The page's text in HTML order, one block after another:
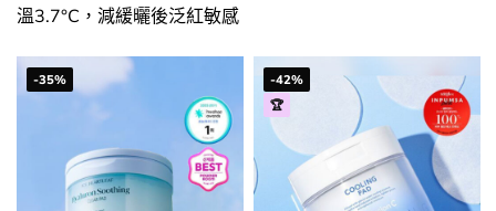
溫3.7°C，減緩曬後泛紅敏感
-35%
-42%
🏆